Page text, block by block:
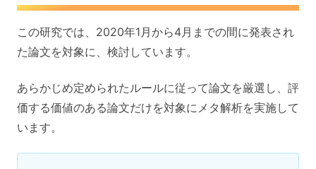
この研究では、2020年1月から4月までの間に発表され
た論文を対象に、検討しています。
あらかじめ定められたルールに従って論文を厳選し、評
価する価値のある論文だけを対象にメタ解析を実施して
います。